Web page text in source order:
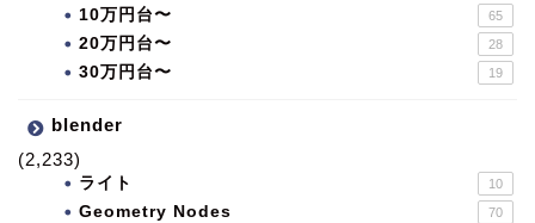
10万円台〜 65
20万円台〜 28
30万円台〜 19
blender
(2,233)
ライト 10
Geometry Nodes 70